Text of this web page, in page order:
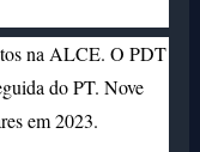
na ALCE. O PDT
do PT. Nove
em 2023.